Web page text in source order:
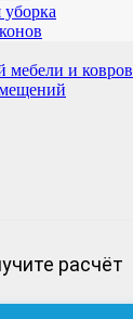
мебели и ковров
расчёт